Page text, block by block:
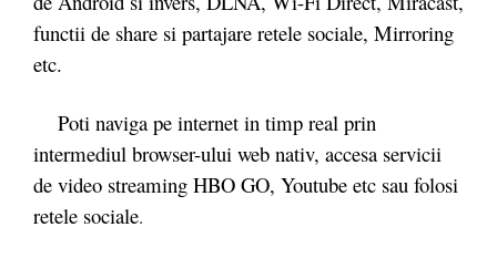
functii de share si partajare retele sociale, Mirroring
etc.
Poti naviga pe internet in timp real prin
intermediul browser-ului web nativ, accesa servicii
de video streaming HBO GO, Youtube etc sau folosi
retele sociale.